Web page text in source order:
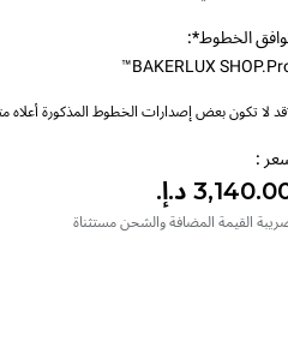
الخطوط*:
BAKERLUX
لا تكون بعض إصدارات الخطوط المذكورة
:
القيمة المضافة والشحن مستثناة